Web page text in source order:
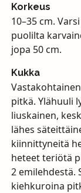
Korkeus
10–35 cm.
puolilta
jopa 50 cm.
Kukka
pitkä. Ylähuuli
liuskainen,
lähes
kiinnittyneitä
heteet teriötä
2 emilehdestä.
kiehkuroina